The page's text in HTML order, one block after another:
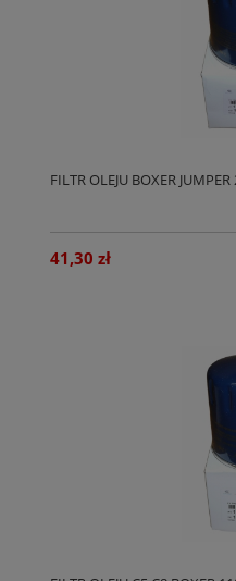
FILTR OLEJU BOXER
41,30 zł